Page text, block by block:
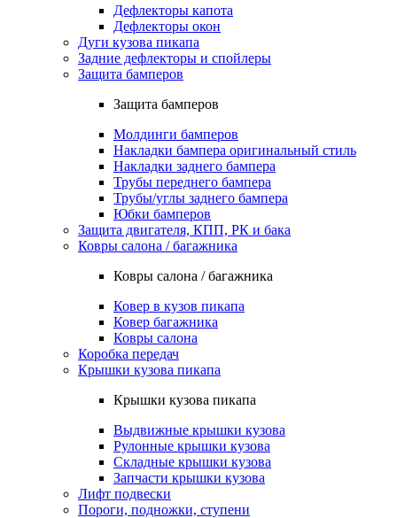
Дефлекторы капота
Дефлекторы окон
Дуги кузова пикапа
Задние дефлекторы и спойлеры
Защита бамперов
Защита бамперов
Молдинги бамперов
Накладки бампера оригинальный стиль
Накладки заднего бампера
Трубы переднего бампера
Трубы/углы заднего бампера
Юбки бамперов
Защита двигателя, КПП, РК и бака
Ковры салона / багажника
Ковры салона / багажника
Ковер в кузов пикапа
Ковер багажника
Ковры салона
Коробка передач
Крышки кузова пикапа
Крышки кузова пикапа
Выдвижные крышки кузова
Рулонные крышки кузова
Складные крышки кузова
Запчасти крышки кузова
Лифт подвески
Пороги, подножки, ступени